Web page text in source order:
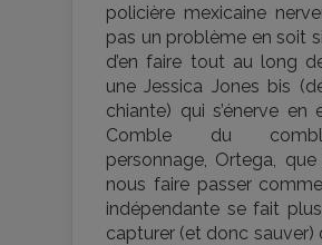
policière mexicaine
pas un problème en soit
d’en faire tout au long
une Jessica Jones bis
chiante) qui s’énerve en
Comble du
personnage, Ortega, que
nous faire passer
indépendante se fait
capturer (et donc sauver)